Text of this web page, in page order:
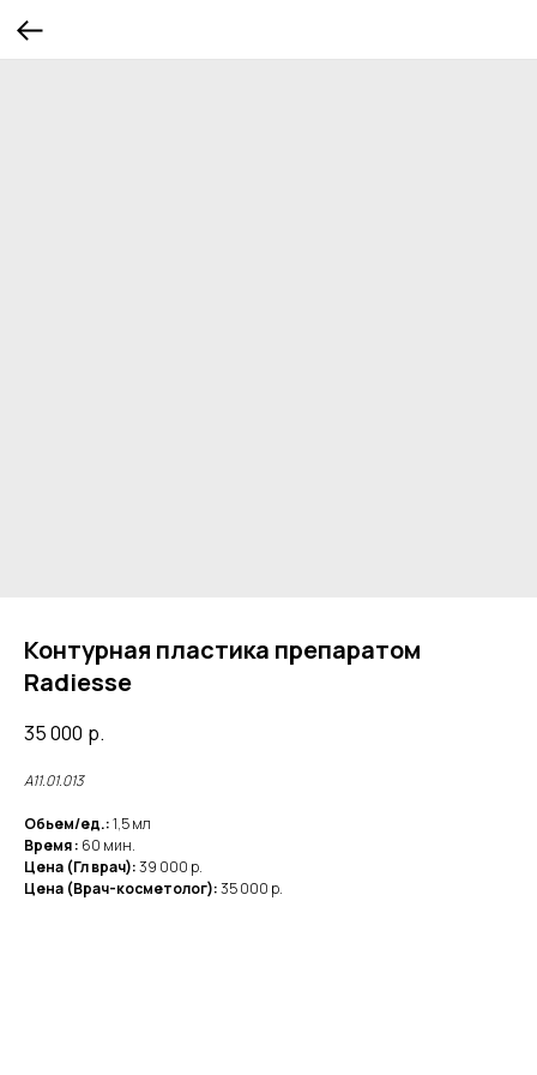
Контурная пластика препаратом
Radiesse
35 000 р.
А11.01.013
Обьем/ед.:1,5 мл
Время : 60 мин.
Цена (Гл врач):39 000 р.
Цена (Врач-косметолог):35 000 р.